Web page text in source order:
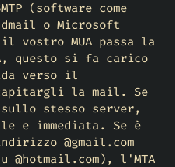
(software come
o Microsoft
il vostro MUA passa la
questo si fa carico
verso il
la mail. Se
stesso server,
e immediata. Se è
@gmail.com
@hotmail.com), l'MTA